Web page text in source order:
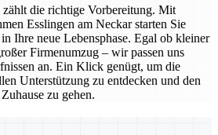
die richtige Vorbereitung. Mit
Esslingen am Neckar starten Sie
Ihre neue Lebensphase. Egal ob kleiner
Firmenumzug – wir passen uns
an. Ein Klick genügt, um die
Unterstützung zu entdecken und den
zu gehen.